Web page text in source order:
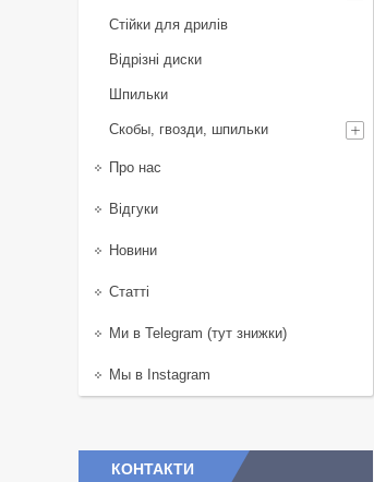
Стійки для дрилів
Відрізні диски
Шпильки
Скобы, гвозди, шпильки
Про нас
Відгуки
Новини
Статті
Ми в Telegram (тут знижки)
Мы в Instagram
КОНТАКТИ